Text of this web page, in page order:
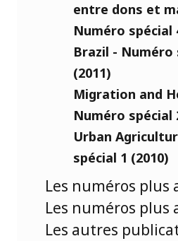
entre dons et
Numéro spécial
Brazil - Numéro
(2011)
Migration and
Numéro spécial
Urban
spécial 1 (2010)
Les numéros plus
Les numéros plus
Les autres